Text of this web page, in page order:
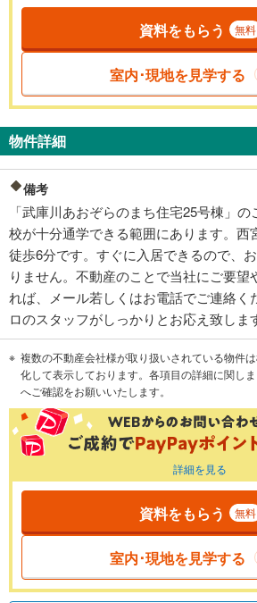
資料をもらう 無料
室内･現地を見学する
物件詳細
備考
「武庫川あおぞらのまち住宅25号棟」
校が十分通学できる範囲にあります。西
徒歩6分です。すぐに入居できるので、
りません。不動産のことで当社にご要望
れば、メール若しくはお電話でご連絡く
ロのスタッフがしっかりとお応え致しま
複数の不動産会社様が取り扱いされている物件
化して表示しております。各項目の詳細に関し
へご確認をお願いいたします。
詳細を見る
資料をもらう 無料
室内･現地を見学する